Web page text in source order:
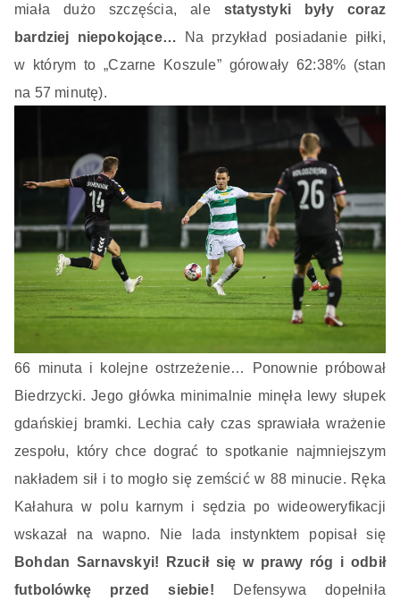
miała dużo szczęścia, ale statystyki były coraz
bardziej niepokojące… Na przykład posiadanie piłki,
w którym to „Czarne Koszule” górowały 62:38% (stan
na 57 minutę).
66 minuta i kolejne ostrzeżenie… Ponownie próbował
Biedrzycki. Jego główka minimalnie minęła lewy słupek
gdańskiej bramki. Lechia cały czas sprawiała wrażenie
zespołu, który chce dograć to spotkanie najmniejszym
nakładem sił i to mogło się zemścić w 88 minucie. Ręka
Kałahura w polu karnym i sędzia po wideoweryfikacji
wskazał na wapno. Nie lada instynktem popisał się
Bohdan Sarnavskyi! Rzucił się w prawy róg i odbił
futbolówkę przed siebie! Defensywa dopełniła